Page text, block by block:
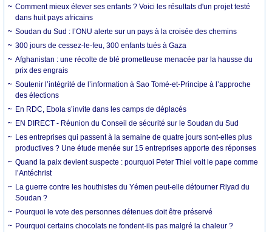
Comment mieux élever ses enfants ? Voici les résultats d'un projet testé
dans huit pays africains
Soudan du Sud : l’ONU alerte sur un pays à la croisée des chemins
300 jours de cessez-le-feu, 300 enfants tués à Gaza
Afghanistan : une récolte de blé prometteuse menacée par la hausse du
prix des engrais
Soutenir l’intégrité de l’information à Sao Tomé-et-Principe à l’approche
des élections
En RDC, Ebola s’invite dans les camps de déplacés
EN DIRECT - Réunion du Conseil de sécurité sur le Soudan du Sud
Les entreprises qui passent à la semaine de quatre jours sont-elles plus
productives ? Une étude menée sur 15 entreprises apporte des réponses
Quand la paix devient suspecte : pourquoi Peter Thiel voit le pape comme
l’Antéchrist
La guerre contre les houthistes du Yémen peut-elle détourner Riyad du
Soudan ?
Pourquoi le vote des personnes détenues doit être préservé
Pourquoi certains chocolats ne fondent-ils pas malgré la chaleur ?